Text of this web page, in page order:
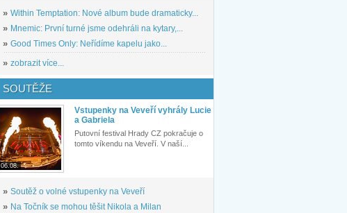
» Within Temptation: Nové album bude dramaticky...
» Mnemic: První turné jsme odehráli na kytary,...
» Good Times Only: Neřídíme kapelu jako...
» zobrazit více...
SOUTĚŽE
06.08.
Vstupenky na Veveří vyhrály Lucie
a Gabriela
Putovní festival Hrady CZ pokračuje o
tomto víkendu na Veveří. V naší...
» Soutěž o volné vstupenky na Veveří
» Na Točník se mohou těšit Nikola a Milan